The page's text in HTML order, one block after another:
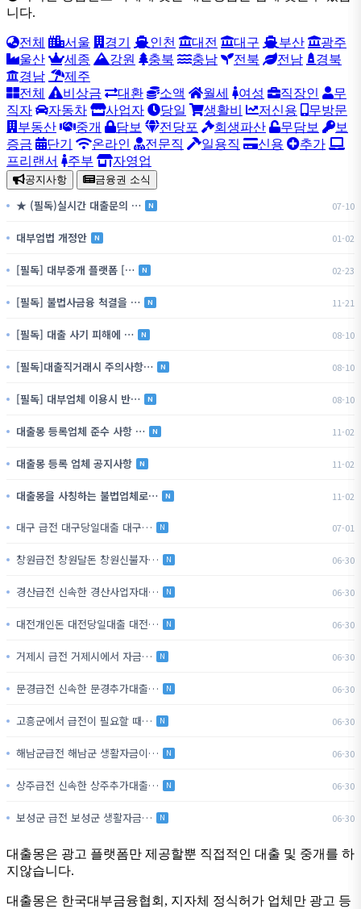
니다.
전체 서울 경기 인천 대전 대구 부산
광주
울산
세종 강원 충북 충남 전북 전남
경북
경남
제주
전체
비상금 대환 소액 월세 여성 직장인
무
직자
자동차 사업자 당일 생활비 저신용
무방문
부동산
중개 담보 전당포 회생파산 무담보
보
증금
단기 온라인 전문직 일용직 신용
추가
프리랜서
주부 자영업
공지사항 금융권 소식
★ (필독)실시간 대출문의 … N 07-10
대부업법 개정안 N 01-02
[필독] 대부중개 플랫폼 [… N 02-23
[필독] 불법사금융 척결을 … N 11-21
[필독] 대출 사기 피해에 … N 08-10
[필독]대출직거래시 주의사항… N 08-10
[필독] 대부업체 이용시 반… N 08-10
대출몽 등록업체 준수 사항 … N 11-02
대출몽 등록 업체 공지사항 N 11-02
대출몽을 사칭하는 불법업체로… N 11-02
대구 급전 대구당일대출 대구… N 07-01
창원급전 창원달돈 창원신불자… N 06-30
경산급전 신속한 경산사업자대… N 06-30
대전개인돈 대전당일대출 대전… N 06-30
거제시 급전 거제시에서 자금… N 06-30
문경급전 신속한 문경추가대출… N 06-30
고흥군에서 급전이 필요할 때… N 06-30
해남군급전 해남군 생활자금이… N 06-30
상주급전 신속한 상주추가대출… N 06-30
보성군 급전 보성군 생활자금… N 06-30
대출몽은 광고 플랫폼만 제공할뿐 직접적인 대출 및 중개를 하
지않습니다.
대출몽은 한국대부금융협회, 지자체 정식허가 업체만 광고 등